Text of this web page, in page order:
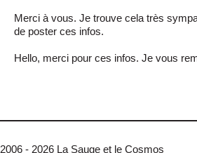
Merci à vous. Je trouve cela très
de poster ces infos.
Hello, merci pour ces infos. Je vous
2006 - 2026 La Sauge et le Cosmos